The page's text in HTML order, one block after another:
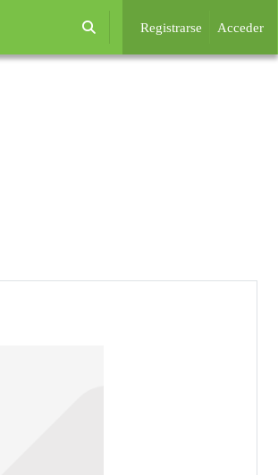
Selector de búsqueda de entrada
Registrarse Acceder